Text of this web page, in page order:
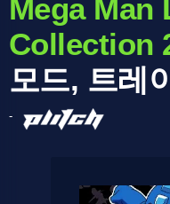
Mega Man
Collection
모드, 트레
-